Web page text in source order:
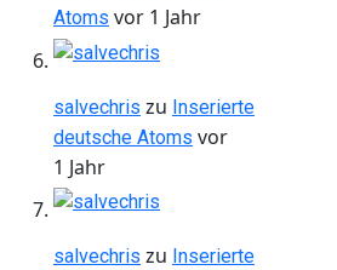
Atoms vor 1 Jahr
salvechris zu Inserierte
deutsche Atoms vor
1 Jahr
salvechris zu Inserierte